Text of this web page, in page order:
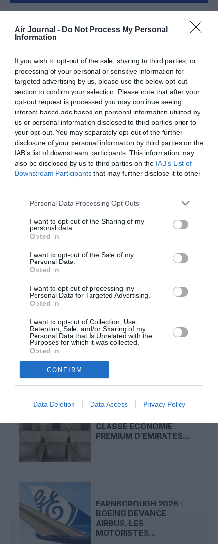
Air Journal - Do Not Process My Personal
Information
If you wish to opt-out of the sale, sharing to third parties, or
processing of your personal or sensitive information for
targeted advertising by us, please use the below opt-out
section to confirm your selection. Please note that after your
opt-out request is processed you may continue seeing
interest-based ads based on personal information utilized by
us or personal information disclosed to third parties prior to
your opt-out. You may separately opt-out of the further
disclosure of your personal information by third parties on the
IAB’s list of downstream participants. This information may
also be disclosed by us to third parties on the IAB’s List of
Downstream Participants that may further disclose it to other
Personal Data Processing Opt Outs
I want to opt-out of the Sharing of my
personal data.
Opted In
I want to opt-out of the Sale of my
Personal Data.
Opted In
I want to opt-out of processing my
Personal Data for Targeted Advertising.
Opted In
I want to opt-out of Collection, Use,
Retention, Sale, and/or Sharing of my
Personal Data that Is Unrelated with the
Purposes for which it was collected.
Opted In
CONFIRM
Data Deletion Data Access Privacy Policy
FAIRE UN DON
Appel aux lecteurs !
Soutenez Air Journal participezà son
développement !
NOUS SOUTENIR
DERNIERS COMMENTAIRES
Mathématiques
Airlines relie l’Écosse à l’Australie
Badissi novembria commenté l'article :
Nice–Corse : ces vols électriques qui se profilent à
CLASSE ECONOMIE
PREMIUM D’EMIRATES...
FARNBOROUGH 2026 :
BOEING DEVANCE
AIRBUS, LES
MOTORISTES...